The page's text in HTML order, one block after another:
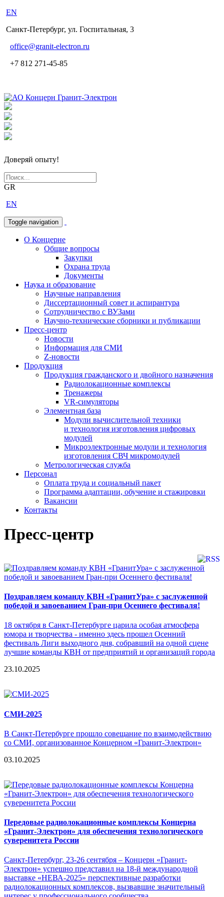
EN
Санкт-Петербург, ул. Госпитальная, 3
office@granit-electron.ru
+7 812 271-45-85
Доверяй опыту!
GR
EN
Toggle navigation
О Концерне
Общие вопросы
Закупки
Охрана труда
Документы
Наука и образование
Научные направления
Диссертационный совет и аспирантура
Сотрудничество с ВУЗами
Научно-технические сборники и публикации
Пресс-центр
Новости
Информация для СМИ
Z-новости
Продукция
Продукция гражданского и двойного назначения
Радиолокационные комплексы
Тренажеры
VR-симуляторы
Элементная база
Модули вычислительной техники
и технология изготовления цифровых
модулей
Микроэлектронные модули и технология
изготовления СВЧ микромодулей
Метрологическая служба
Персонал
Оплата труда и социальный пакет
Программа адаптации, обучение и стажировки
Вакансии
Контакты
Пресс-центр
Поздравляем команду КВН «ГранитУра» с заслуженной
победой и завоеванием Гран-при Осеннего фестиваля!
18 октября в Санкт-Петербурге царила особая атмосфера
юмора и творчества - именно здесь прошел Осенний
фестиваль Лиги выходного дня, собравший на одной сцене
лучшие команды КВН от предприятий и организаций города
23.10.2025
СМИ-2025
В Санкт-Петербурге прошло совещание по взаимодействию
со СМИ, организованное Концерном «Гранит-Электрон»
03.10.2025
Передовые радиолокационные комплексы Концерна
«Гранит-Электрон» для обеспечения технологического
суверенитета России
Санкт-Петербург, 23-26 сентября – Концерн «Гранит-
Электрон» успешно представил на 18-й международной
выставке «НЕВА-2025» перспективные разработки
радиолокационных комплексов, вызвавшие значительный